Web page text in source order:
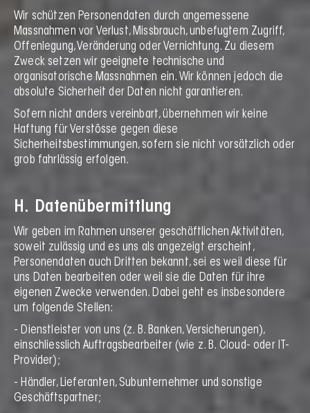
Wir schützen Personendaten durch angemessene
Massnahmen vor Verlust, Missbrauch, unbefugtem Zugriff,
Offenlegung, Veränderung oder Vernichtung. Zu diesem
Zweck setzen wir geeignete technische und
organisatorische Massnahmen ein. Wir können jedoch die
absolute Sicherheit der Daten nicht garantieren.
Sofern nicht anders vereinbart, übernehmen wir keine
Haftung für Verstösse gegen diese
Sicherheitsbestimmungen, sofern sie nicht vorsätzlich oder
grob fahrlässig erfolgen.
H. Datenübermittlung
Wir geben im Rahmen unserer geschäftlichen Aktivitäten,
soweit zulässig und es uns als angezeigt erscheint,
Personendaten auch Dritten bekannt, sei es weil diese für
uns Daten bearbeiten oder weil sie die Daten für ihre
eigenen Zwecke verwenden. Dabei geht es insbesondere
um folgende Stellen:
- Dienstleister von uns (z. B. Banken, Versicherungen),
einschliesslich Auftragsbearbeiter (wie z. B. Cloud- oder IT-
Provider);
- Händler, Lieferanten, Subunternehmer und sonstige
Geschäftspartner;